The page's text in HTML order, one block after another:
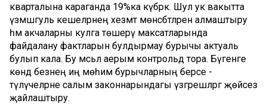
кварталына караганда 19%ка күбрәк. Шул ук вакытта
үзмәшгуль кешеләрнең хезмәт мөнәсәбәтләрен алмаштыру
һәм акчаларны кулга төшерү максатларында
файдалану фактларын булдырмау бурычы актуаль
булып кала. Бу мәсьәлә аерым контрольдә тора. Бүгенге
көндә безнең иң мөһим бурычларның берсе -
түләүчеләрне салым законнарындагы үзгәрешләргә җөйсез
җайлаштыру.